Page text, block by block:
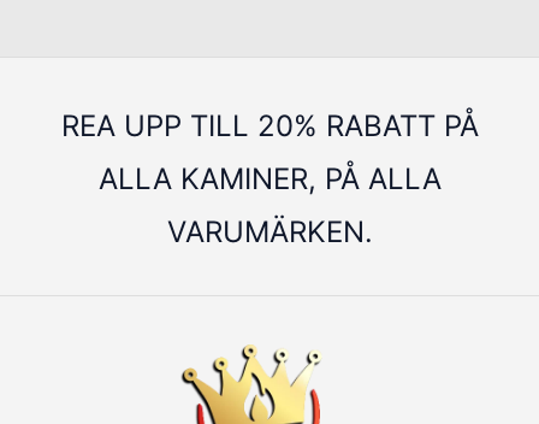
REA UPP TILL 20% RABATT PÅ
ALLA KAMINER, PÅ ALLA
VARUMÄRKEN.